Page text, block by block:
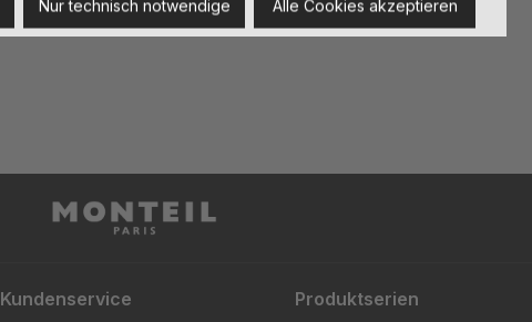
Kundenservice
Produktserien
Nur technisch notwendige Alle Cookies akzeptieren